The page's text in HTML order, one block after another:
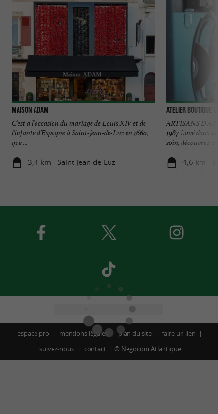
Maison Adam
C’est à l’occasion du mariage de Louis XIV et de
l’infante d’Espagne à Saint-Jean-de-Luz en 1660,
que ...
3,4 km - Saint-Jean-de-Luz
Atelier Boutique
ARTISANS
1987 Lové dans
soin, découvrez
4,6 km -
espace pro mentions légales plan du site
faire un lien
suivez-nous
contact © Negocom Atlantique